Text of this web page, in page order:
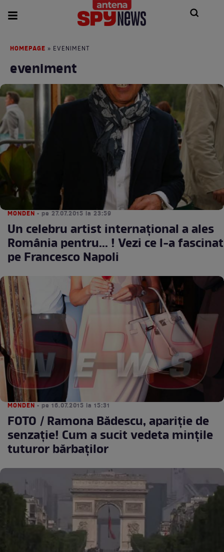
HOMEPAGE » EVENIMENT
eveniment
MONDEN • pe 27.07.2015 la 23:59
Un celebru artist internaţional a ales
România pentru... ! Vezi ce l-a fascinat
pe Francesco Napoli
MONDEN • pe 16.07.2015 la 15:31
FOTO / Ramona Bădescu, apariţie de
senzaţie! Cum a sucit vedeta minţile
tuturor bărbaţilor